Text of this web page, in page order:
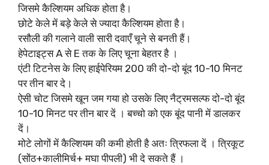
जिसमे कैल्शियम अधिक होता है।
छोटे केले में बड़े केले से ज्यादा कैल्शियम होता है।
रसौली की गलाने वाली सारी दवाएँ चूने से बनती हैं।
हेपेटाइट्स A से E तक के लिए चूना बेहतर है ।
एंटी टिटनेस के लिए हाईपेरियम 200 की दो-दो बूंद 10-10 मिनट
पर तीन बार दे।
ऐसी चोट जिसमे खून जम गया हो उसके लिए नैट्रमसल्फ दो-दो बूंद
10-10 मिनट पर तीन बार दें । बच्चो को एक बूंद पानी में डालकर
दें।
मोटे लोगों में कैल्शियम की कमी होती है अतः त्रिफला दें । त्रिकूट
(सोंठ+कालीमिर्च+ मघा पीपली) भी दे सकते हैं ।